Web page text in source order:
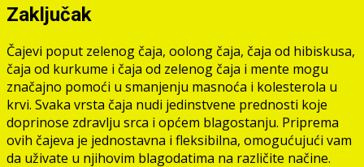
Zaključak
Čajevi poput zelenog čaja, oolong čaja, čaja od hibiskusa,
čaja od kurkume i čaja od zelenog čaja i mente mogu
značajno pomoći u smanjenju masnoća i kolesterola u
krvi. Svaka vrsta čaja nudi jedinstvene prednosti koje
doprinose zdravlju srca i općem blagostanju. Priprema
ovih čajeva je jednostavna i fleksibilna, omogućujući vam
da uživate u njihovim blagodatima na različite načine.